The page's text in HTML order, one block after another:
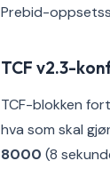
Prebid-
TCF v2.3-
TCF-blokken
hva som skal
8000 (8